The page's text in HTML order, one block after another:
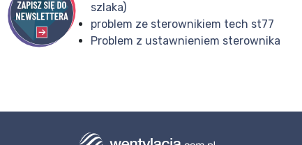
szlaka)
problem ze sterownikiem tech st77
Problem z ustawnieniem sterownika